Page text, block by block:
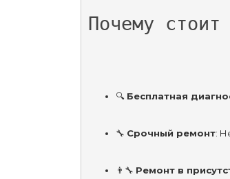
Почему
🔍 Бесплатная
🔧 Срочный ремонт:
👨‍🔧 Ремонт в